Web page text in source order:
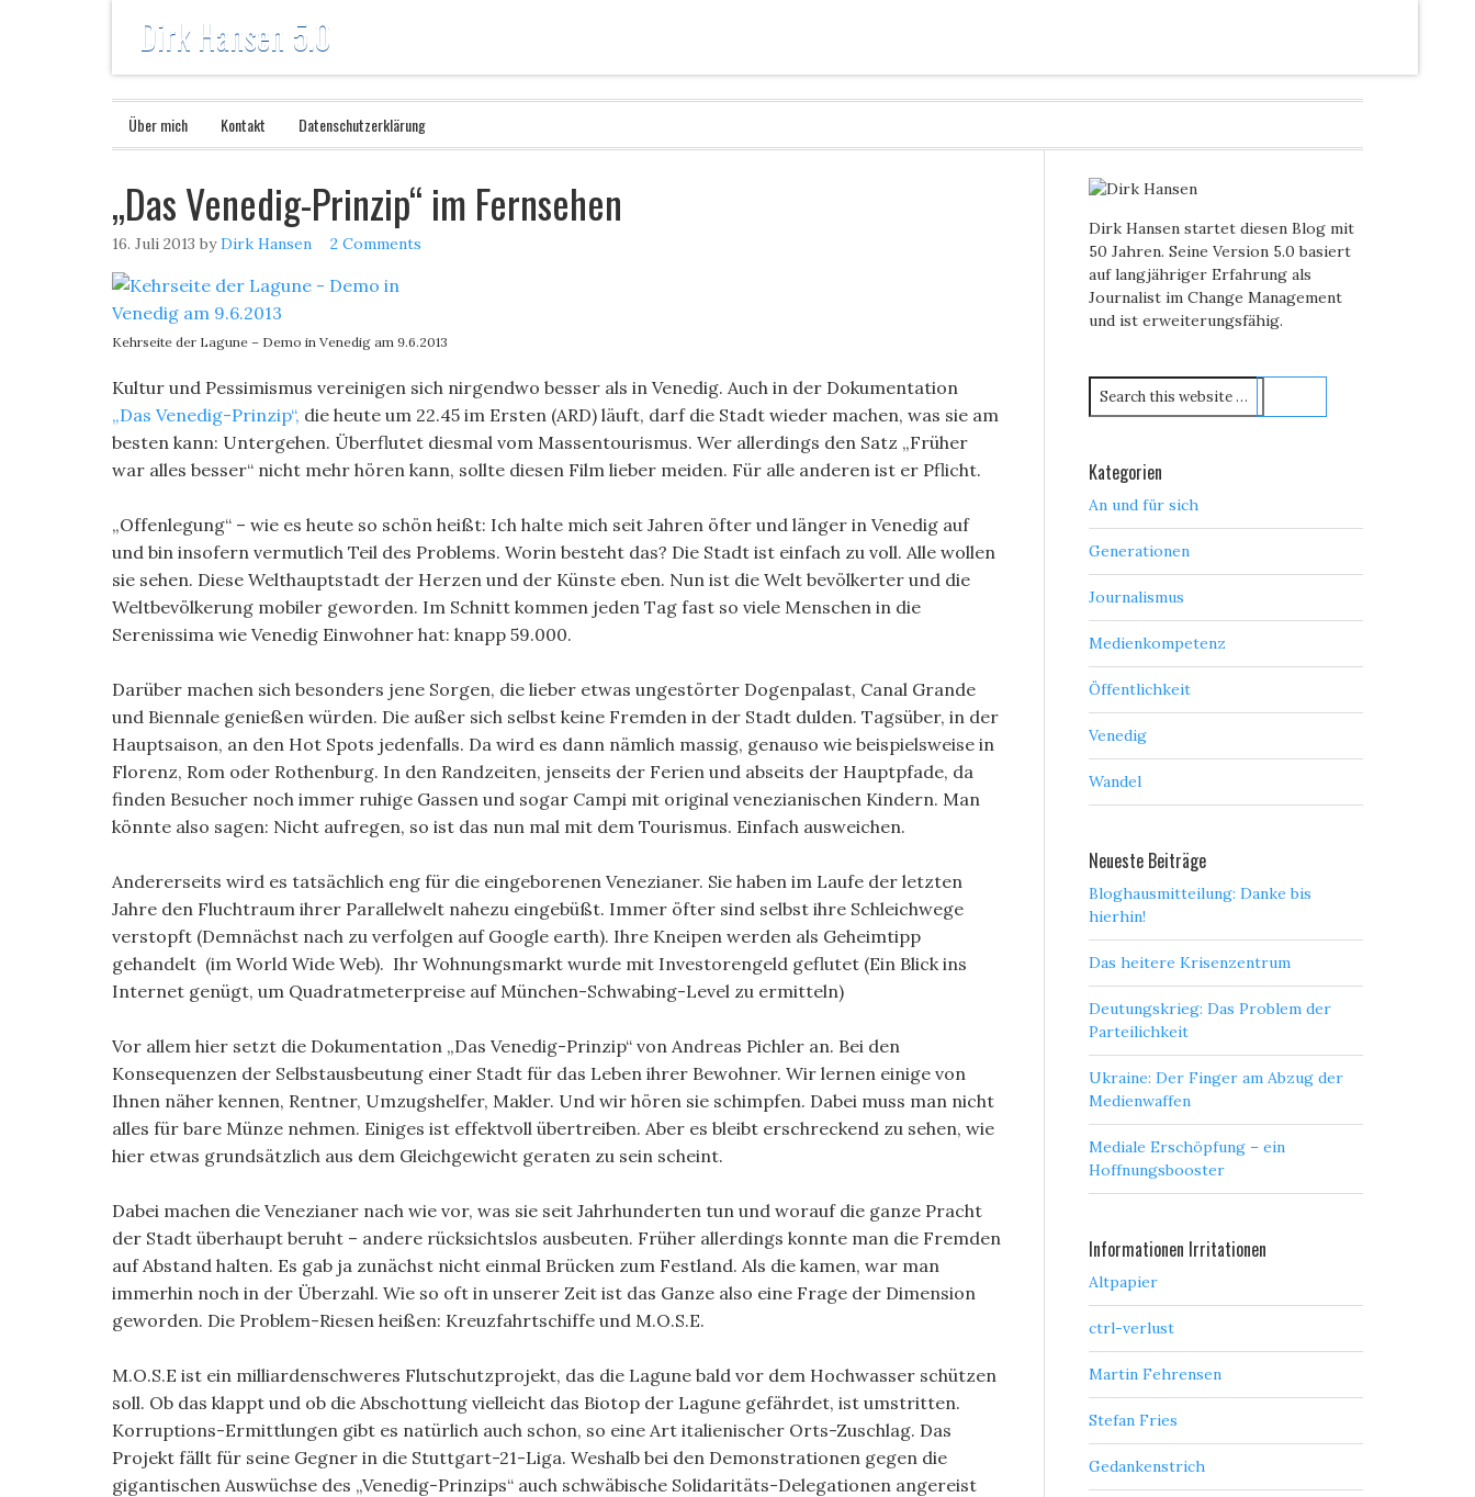
Dirk Hansen 5.0
Über mich Kontakt Datenschutzerklärung
„Das Venedig-Prinzip“ im Fernsehen
16. Juli 2013 byDirk Hansen 2 Comments
Kehrseite der Lagune – Demo in Venedig am 9.6.2013
Kultur und Pessimismus vereinigen sich nirgendwo besser als in Venedig. Auch in der Dokumentation
„Das Venedig-Prinzip“, die heute um 22.45 im Ersten (ARD) läuft, darf die Stadt wieder machen, was sie am
besten kann: Untergehen. Überflutet diesmal vom Massentourismus. Wer allerdings den Satz „Früher
war alles besser“ nicht mehr hören kann, sollte diesen Film lieber meiden. Für alle anderen ist er Pflicht.
„Offenlegung“ – wie es heute so schön heißt: Ich halte mich seit Jahren öfter und länger in Venedig auf
und bin insofern vermutlich Teil des Problems. Worin besteht das? Die Stadt ist einfach zu voll. Alle wollen
sie sehen. Diese Welthauptstadt der Herzen und der Künste eben. Nun ist die Welt bevölkerter und die
Weltbevölkerung mobiler geworden. Im Schnitt kommen jeden Tag fast so viele Menschen in die
Serenissima wie Venedig Einwohner hat: knapp 59.000.
Darüber machen sich besonders jene Sorgen, die lieber etwas ungestörter Dogenpalast, Canal Grande
und Biennale genießen würden. Die außer sich selbst keine Fremden in der Stadt dulden. Tagsüber, in der
Hauptsaison, an den Hot Spots jedenfalls. Da wird es dann nämlich massig, genauso wie beispielsweise in
Florenz, Rom oder Rothenburg. In den Randzeiten, jenseits der Ferien und abseits der Hauptpfade, da
finden Besucher noch immer ruhige Gassen und sogar Campi mit original venezianischen Kindern. Man
könnte also sagen: Nicht aufregen, so ist das nun mal mit dem Tourismus. Einfach ausweichen.
Andererseits wird es tatsächlich eng für die eingeborenen Venezianer. Sie haben im Laufe der letzten
Jahre den Fluchtraum ihrer Parallelwelt nahezu eingebüßt. Immer öfter sind selbst ihre Schleichwege
verstopft (Demnächst nach zu verfolgen auf Google earth). Ihre Kneipen werden als Geheimtipp
gehandelt (im World Wide Web). Ihr Wohnungsmarkt wurde mit Investorengeld geflutet (Ein Blick ins
Internet genügt, um Quadratmeterpreise auf München-Schwabing-Level zu ermitteln)
Vor allem hier setzt die Dokumentation „Das Venedig-Prinzip“ von Andreas Pichler an. Bei den
Konsequenzen der Selbstausbeutung einer Stadt für das Leben ihrer Bewohner. Wir lernen einige von
Ihnen näher kennen, Rentner, Umzugshelfer, Makler. Und wir hören sie schimpfen. Dabei muss man nicht
alles für bare Münze nehmen. Einiges ist effektvoll übertreiben. Aber es bleibt erschreckend zu sehen, wie
hier etwas grundsätzlich aus dem Gleichgewicht geraten zu sein scheint.
Dabei machen die Venezianer nach wie vor, was sie seit Jahrhunderten tun und worauf die ganze Pracht
der Stadt überhaupt beruht – andere rücksichtslos ausbeuten. Früher allerdings konnte man die Fremden
auf Abstand halten. Es gab ja zunächst nicht einmal Brücken zum Festland. Als die kamen, war man
immerhin noch in der Überzahl. Wie so oft in unserer Zeit ist das Ganze also eine Frage der Dimension
geworden. Die Problem-Riesen heißen: Kreuzfahrtschiffe und M.O.S.E.
M.O.S.E ist ein milliardenschweres Flutschutzprojekt, das die Lagune bald vor dem Hochwasser schützen
soll. Ob das klappt und ob die Abschottung vielleicht das Biotop der Lagune gefährdet, ist umstritten.
Korruptions-Ermittlungen gibt es natürlich auch schon, so eine Art italienischer Orts-Zuschlag. Das
Projekt fällt für seine Gegner in die Stuttgart-21-Liga. Weshalb bei den Demonstrationen gegen die
gigantischen Auswüchse des „Venedig-Prinzips“ auch schwäbische Solidaritäts-Delegationen angereist
Dirk Hansen startet diesen Blog mit
50 Jahren. Seine Version 5.0 basiert
auf langjähriger Erfahrung als
Journalist im Change Management
und ist erweiterungsfähig.
Kategorien
An und für sich
Generationen
Journalismus
Medienkompetenz
Öffentlichkeit
Venedig
Wandel
Neueste Beiträge
Bloghausmitteilung: Danke bis
hierhin!
Das heitere Krisenzentrum
Deutungskrieg: Das Problem der
Parteilichkeit
Ukraine: Der Finger am Abzug der
Medienwaffen
Mediale Erschöpfung – ein
Hoffnungsbooster
Informationen Irritationen
Altpapier
ctrl-verlust
Martin Fehrensen
Stefan Fries
Gedankenstrich